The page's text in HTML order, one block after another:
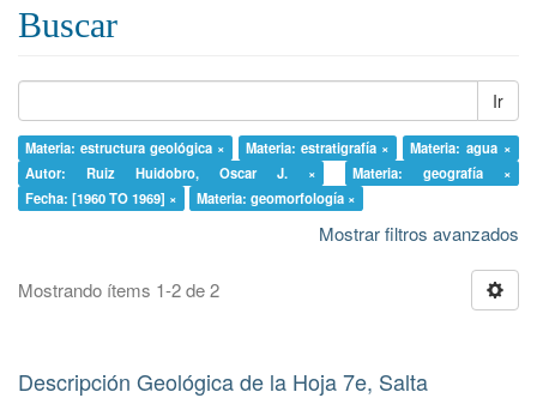
Buscar
Ir
Materia: estructura geológica × Materia: estratigrafía ×
Materia: agua ×
Autor: Ruiz Huidobro, Oscar J. ×
Materia: geografía ×
Fecha: [1960 TO 1969] ×
Materia: geomorfología ×
Mostrar filtros avanzados
Mostrando ítems 1-2 de 2
Descripción Geológica de la Hoja 7e, Salta